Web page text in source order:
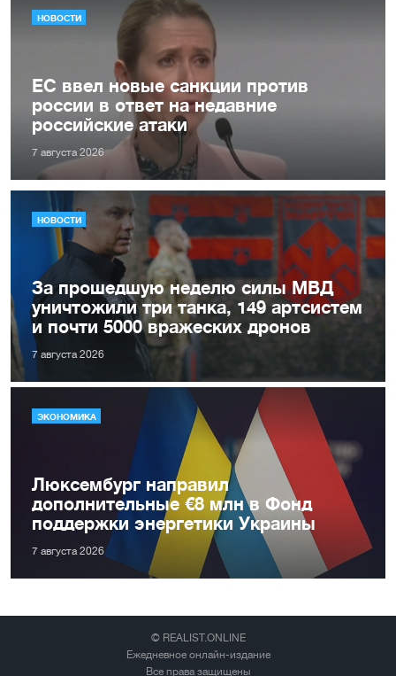
НОВОСТИ
ЕС ввел новые санкции против
россии в ответ на недавние
российские атаки
7 августа 2026
НОВОСТИ
За прошедшую неделю силы МВД
уничтожили три танка, 149 артсистем
и почти 5000 вражеских дронов
7 августа 2026
ЭКОНОМИКА
Люксембург направил
дополнительные €8 млн в Фонд
поддержки энергетики Украины
7 августа 2026
© REALIST.ONLINE
Ежедневное онлайн-издание
Все права защищены